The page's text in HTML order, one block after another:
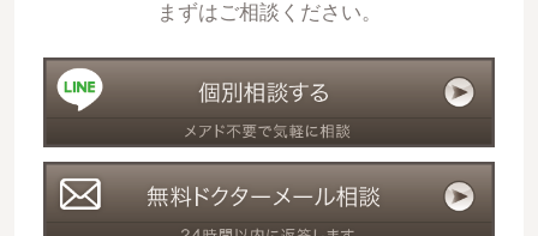
まずはご相談ください。